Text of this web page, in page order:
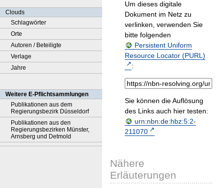
Clouds
Schlagwörter
Orte
Autoren / Beteiligte
Verlage
Jahre
Weitere E-Pflichtsammlungen
Publikationen aus dem
Regierungsbezirk Düsseldorf
Publikationen aus den
Regierungsbezirken Münster,
Arnsberg und Detmold
Um dieses digitale
Dokument im Netz zu
verlinken, verwenden Sie
bitte folgenden
Persistent Uniform
Resource Locator (PURL)
:
Sie können die Auflösung
des Links auch hier testen:
urn:nbn:de:hbz:5:2-
211070
Nähere
Erläuterungen